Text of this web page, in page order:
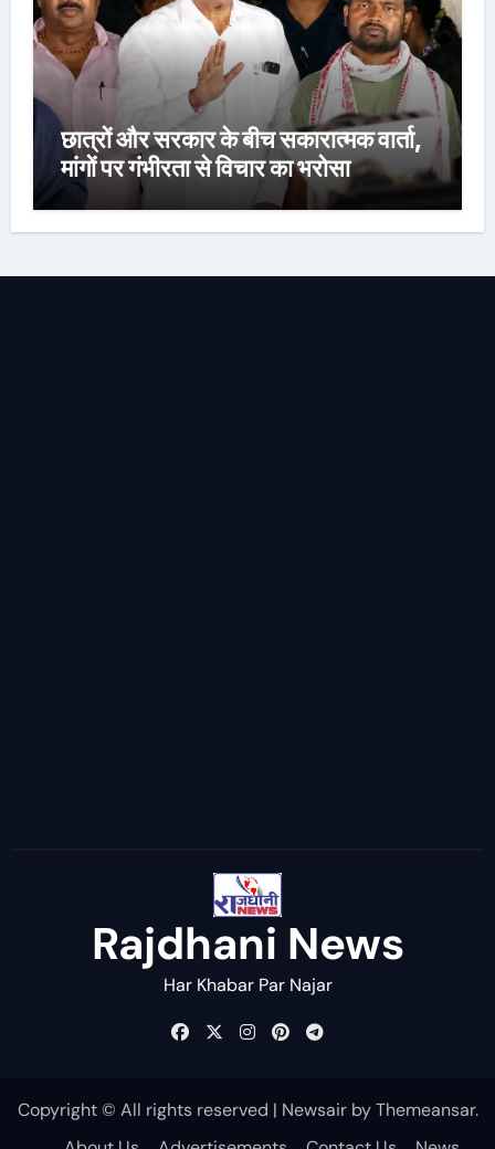
छात्रों और सरकार के बीच सकारात्मक वार्ता,
मांगों पर गंभीरता से विचार का भरोसा
Rajdhani News
Har Khabar Par Najar
Copyright © All rights reserved | NewsairbyThemeansar.